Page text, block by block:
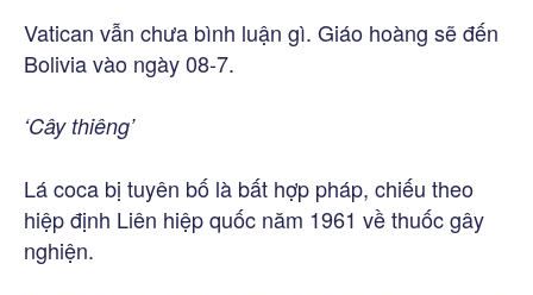
Vatican vẫn chưa bình luận gì. Giáo hoàng sẽ đến
Bolivia vào ngày 08-7.
‘Cây thiêng’
Lá coca bị tuyên bố là bất hợp pháp, chiếu theo
hiệp định Liên hiệp quốc năm 1961 về thuốc gây
nghiện.